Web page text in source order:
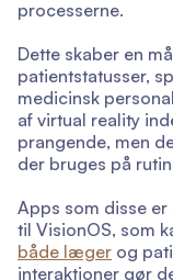
processerne.
Dette skaber en
patientstatusser,
medicinsk
af virtual reality
prangende, men
der bruges på
Apps som disse
til VisionOS, som
både læger og
interaktioner gør